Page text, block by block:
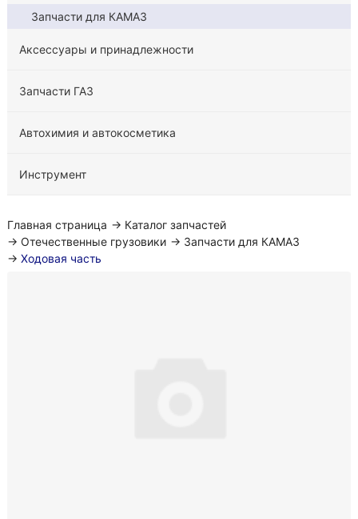
Запчасти для КАМАЗ
Аксессуары и принадлежности
Запчасти ГАЗ
Автохимия и автокосметика
Инструмент
Главная страница → Каталог запчастей
→ Отечественные грузовики → Запчасти для КАМАЗ
→ Ходовая часть